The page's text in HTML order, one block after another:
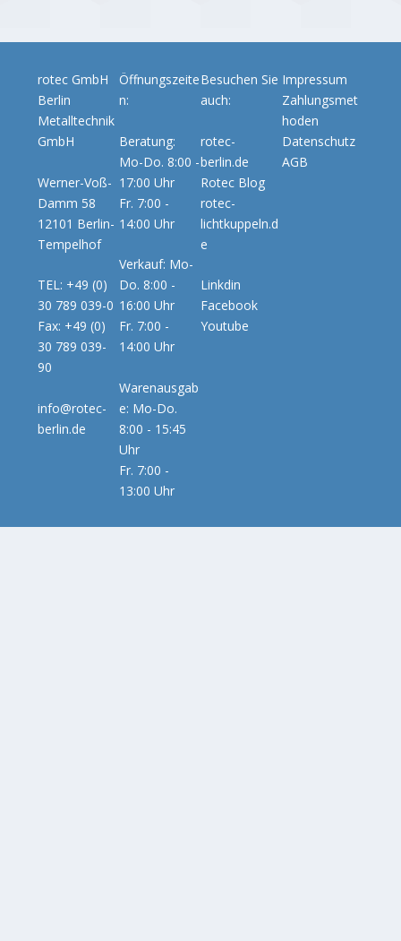
rotec GmbH
Berlin
Metalltechnik
GmbH
Werner-Voß-
Damm 58
12101 Berlin-
Tempelhof
TEL: +49 (0)
30 789 039-0
Fax: +49 (0)
30 789 039-
90
info@rotec-
berlin.de
Öffnungszeite
n:
Beratung:
Mo-Do. 8:00 -
17:00 Uhr
Fr. 7:00 -
14:00 Uhr
Verkauf: Mo-
Do. 8:00 -
16:00 Uhr
Fr. 7:00 -
14:00 Uhr
Warenausgab
e: Mo-Do.
8:00 - 15:45
Uhr
Fr. 7:00 -
13:00 Uhr
Besuchen Sie
auch:
rotec-
berlin.de
Rotec Blog
rotec-
lichtkuppeln.d
e
Linkdin
Facebook
Youtube
Impressum
Zahlungsmet
hoden
Datenschutz
AGB